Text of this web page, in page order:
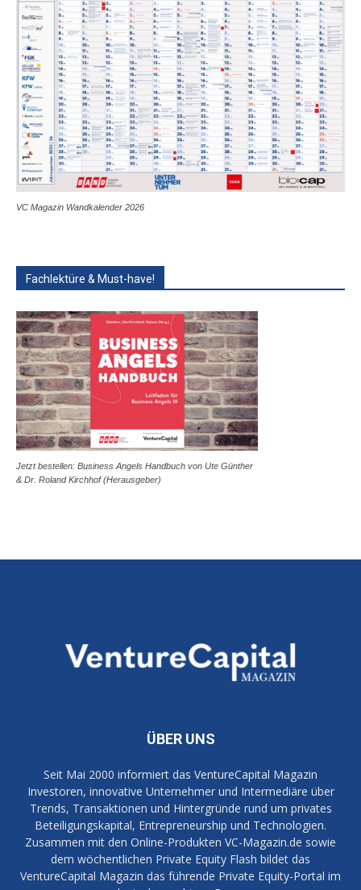
VC Magazin Wandkalender 2026
Fachlektüre & Must-have!
Jetzt bestellen: Business Angels Handbuch von Ute Günther
& Dr. Roland Kirchhof (Herausgeber)
ÜBER UNS
Seit Mai 2000 informiert das VentureCapital Magazin
Investoren, innovative Unternehmer und Intermediäre über
Trends, Transaktionen und Hintergründe rund um privates
Beteiligungskapital, Entrepreneurship und Technologien.
Zusammen mit den Online-Produkten VC-Magazin.de sowie
dem wöchentlichen Private Equity Flash bildet das
VentureCapital Magazin das führende Private Equity-Portal im